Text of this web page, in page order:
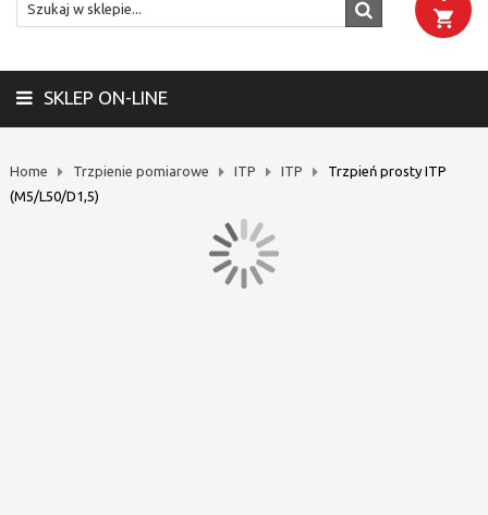
SKLEP ON-LINE
Home Trzpienie pomiarowe ITP ITP
Trzpień prosty ITP
(M5/L50/D1,5)